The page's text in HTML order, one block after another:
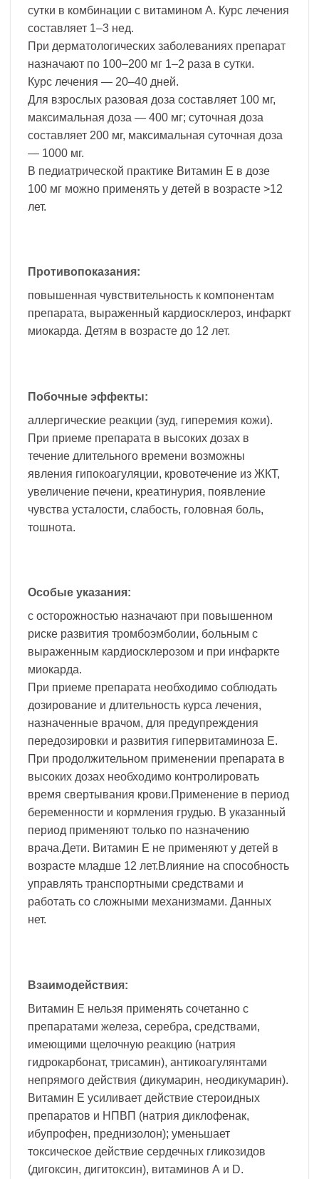
сутки в комбинации с витамином А. Курс лечения
составляет 1–3 нед.
При дерматологических заболеваниях препарат
назначают по 100–200 мг 1–2 раза в сутки.
Курс лечения — 20–40 дней.
Для взрослых разовая доза составляет 100 мг,
максимальная доза — 400 мг; суточная доза
составляет 200 мг, максимальная суточная доза
— 1000 мг.
В педиатрической практике Витамин Е в дозе
100 мг можно применять у детей в возрасте >12
лет.
Противопоказания:
повышенная чувствительность к компонентам
препарата, выраженный кардиосклероз, инфаркт
миокарда. Детям в возрасте до 12 лет.
Побочные эффекты:
аллергические реакции (зуд, гиперемия кожи).
При приеме препарата в высоких дозах в
течение длительного времени возможны
явления гипокоагуляции, кровотечение из ЖКТ,
увеличение печени, креатинурия, появление
чувства усталости, слабость, головная боль,
тошнота.
Особые указания:
с осторожностью назначают при повышенном
риске развития тромбоэмболии, больным с
выраженным кардиосклерозом и при инфаркте
миокарда.
При приеме препарата необходимо соблюдать
дозирование и длительность курса лечения,
назначенные врачом, для предупреждения
передозировки и развития гипервитаминоза Е.
При продолжительном применении препарата в
высоких дозах необходимо контролировать
время свертывания крови.Применение в период
беременности и кормления грудью. В указанный
период применяют только по назначению
врача.Дети. Витамин Е не применяют у детей в
возрасте младше 12 лет.Влияние на способность
управлять транспортными средствами и
работать со сложными механизмами. Данных
нет.
Взаимодействия:
Витамин Е нельзя применять сочетанно с
препаратами железа, серебра, средствами,
имеющими щелочную реакцию (натрия
гидрокарбонат, трисамин), антикоагулянтами
непрямого действия (дикумарин, неодикумарин).
Витамин Е усиливает действие стероидных
препаратов и НПВП (натрия диклофенак,
ибупрофен, преднизолон); уменьшает
токсическое действие сердечных гликозидов
(дигоксин, дигитоксин), витаминов А и D.